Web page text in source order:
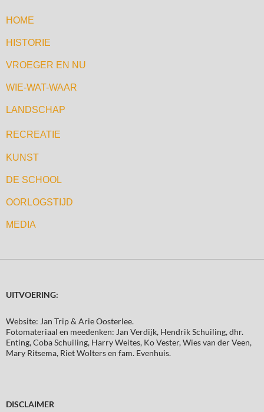
HOME
HISTORIE
VROEGER EN NU
WIE-WAT-WAAR
LANDSCHAP
RECREATIE
KUNST
DE SCHOOL
OORLOGSTIJD
MEDIA
UITVOERING:
Website: Jan Trip & Arie Oosterlee.
Fotomateriaal en meedenken: Jan Verdijk, Hendrik Schuiling, dhr.
Enting, Coba Schuiling, Harry Weites, Ko Vester, Wies van der Veen,
Mary Ritsema, Riet Wolters en fam. Evenhuis.
DISCLAIMER